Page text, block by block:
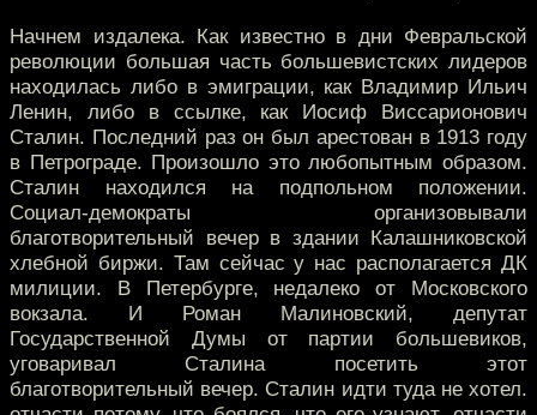
Начнем издалека. Как известно в дни Февральской
революции большая часть большевистских лидеров
находилась либо в эмиграции, как Владимир Ильич
Ленин, либо в ссылке, как Иосиф Виссарионович
Сталин. Последний раз он был арестован в 1913 году
в Петрограде. Произошло это любопытным образом.
Сталин находился на подпольном положении.
Социал-демократы организовывали
благотворительный вечер в здании Калашниковской
хлебной биржи. Там сейчас у нас располагается ДК
милиции. В Петербурге, недалеко от Московского
вокзала. И Роман Малиновский, депутат
Государственной Думы от партии большевиков,
уговаривал Сталина посетить этот
благотворительный вечер. Сталин идти туда не хотел.